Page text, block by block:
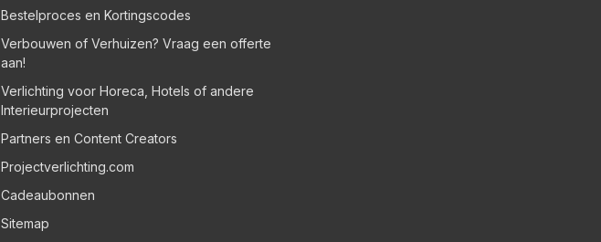
Bestelproces en Kortingscodes
Verbouwen of Verhuizen? Vraag een offerte
aan!
Verlichting voor Horeca, Hotels of andere
Interieurprojecten
Partners en Content Creators
Projectverlichting.com
Cadeaubonnen
Sitemap